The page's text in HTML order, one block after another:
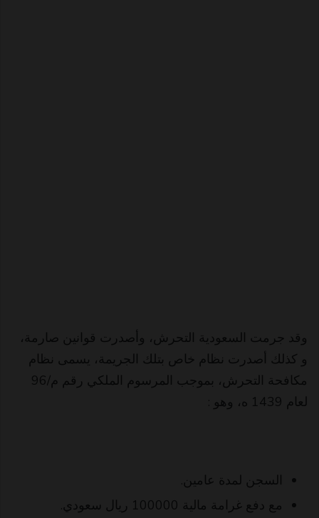
وقد جرمت السعودية التحرش، وأصدرت قوانين صارمة،
و كذلك أصدرت نظام خاص بتلك الجريمة، يسمى نظام
مكافحة التحرش، بموجب المرسوم الملكي رقم م/96
لعام 1439 ه، وهو :
السجن لمدة عامين.
مع دفع غرامة مالية 100000 ريال سعودي.